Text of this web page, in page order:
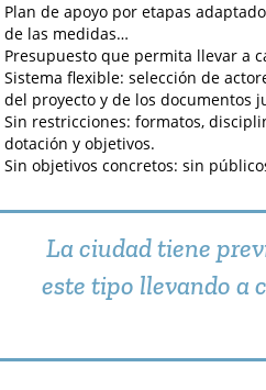
Plan de apoyo por etapas
de las medidas…
Presupuesto que permita llevar a
Sistema flexible: selección de
del proyecto y de los documentos
Sin restricciones: formatos,
dotación y objetivos.
Sin objetivos concretos: sin
La ciudad tiene
este tipo llevando a